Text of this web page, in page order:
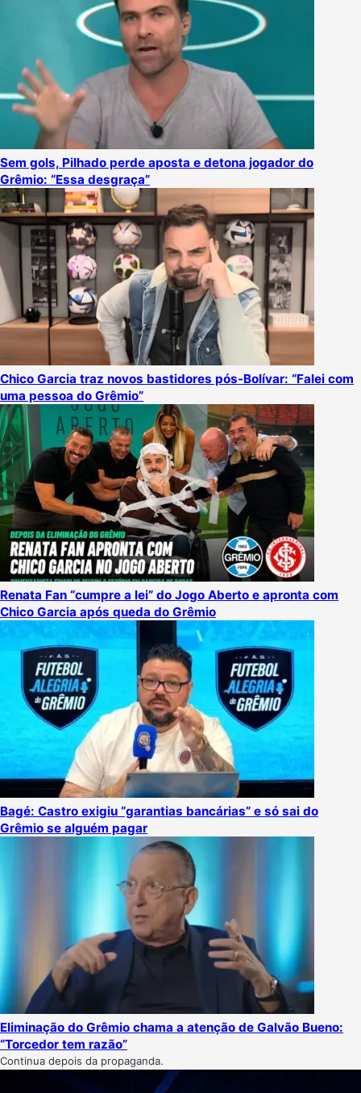
Sem gols, Pilhado perde aposta e detona jogador do
Grêmio: “Essa desgraça”
Chico Garcia traz novos bastidores pós-Bolívar: “Falei com
uma pessoa do Grêmio”
Renata Fan “cumpre a lei” do Jogo Aberto e apronta com
Chico Garcia após queda do Grêmio
Bagé: Castro exigiu “garantias bancárias” e só sai do
Grêmio se alguém pagar
Eliminação do Grêmio chama a atenção de Galvão Bueno:
“Torcedor tem razão”
Continua depois da propaganda.